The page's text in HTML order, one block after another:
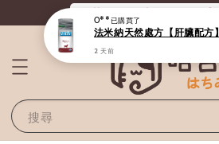
《滿800全站免運》給毛
搜尋
O**已購買了
法米納天然處方【肝臟配方
2 天前